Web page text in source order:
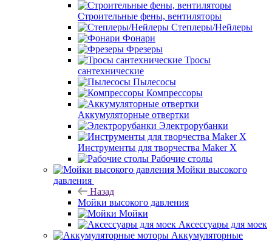
Строительные фены, вентиляторы
Степлеры/Нейлеры
Фонари
Фрезеры
Тросы
сантехнические
Пылесосы
Компрессоры
Аккумуляторные отвертки
Электрорубанки
Инструменты для творчества Maker X
Рабочие столы
Мойки высокого
давления
Назад
Мойки высокого давления
Мойки
Аксессуары для моек
Аккумуляторные